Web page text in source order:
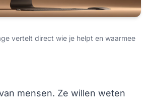
vertelt direct wie je helpt en waarmee
mensen. Ze willen weten